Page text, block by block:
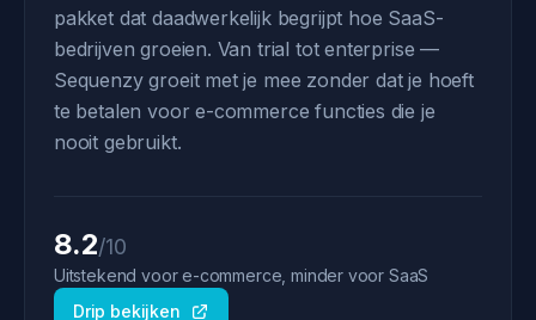
pakket dat daadwerkelijk begrijpt hoe SaaS-
bedrijven groeien. Van trial tot enterprise —
Sequenzy groeit met je mee zonder dat je hoeft
te betalen voor e-commerce functies die je
nooit gebruikt.
8.2/10
Uitstekend voor e-commerce, minder voor SaaS
Drip bekijken